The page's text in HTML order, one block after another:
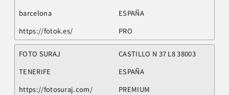
barcelona
ESPAÑA
https://fotok.es/
PRO
FOTO SURAJ
CASTILLO N 37 L8 38003
TENERIFE
ESPAÑA
https://fotosuraj.com/
PREMIUM